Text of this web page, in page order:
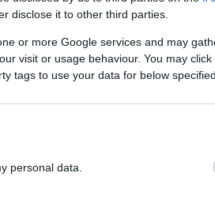
disclose it to other third parties.
or more Google services and may
visit or usage behaviour. You may
tags to use your data for below
personal data.
20:23